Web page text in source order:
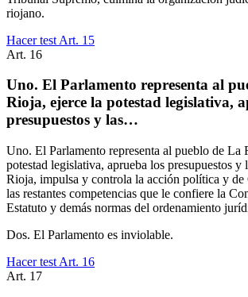
riojano.
Hacer test Art. 15
Art. 16
Uno. El Parlamento representa al
Rioja, ejerce la potestad legislativa,
presupuestos y las…
Uno. El Parlamento representa al pueblo de La
potestad legislativa, aprueba los presupuestos y
Rioja, impulsa y controla la acción política y de
las restantes competencias que le confiere la
Estatuto y demás normas del ordenamiento
Dos. El Parlamento es inviolable.
Hacer test Art. 16
Art. 17